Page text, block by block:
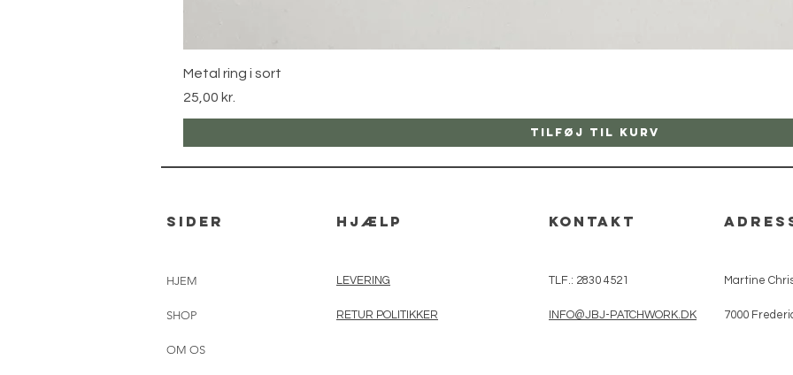
Metal ring i sort
Pris
25,00 kr.
Tilføj til kurv
sider
HJEM
SHOP
OM OS
hjælp
LEVERING
RETUR POLITIKKER
kontakt
TLF.: 2830 4521
INFO@JBJ-PATCHWORK.DK
Martine
7000